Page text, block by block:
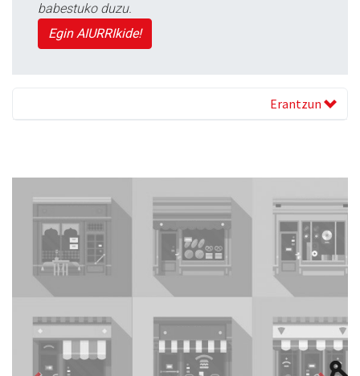
babestuko duzu.
Egin AIURRIkide!
Erantzun